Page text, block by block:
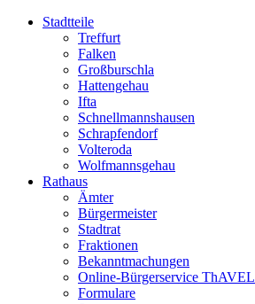
Stadtteile
Treffurt
Falken
Großburschla
Hattengehau
Ifta
Schnellmannshausen
Schrapfendorf
Volteroda
Wolfmannsgehau
Rathaus
Ämter
Bürgermeister
Stadtrat
Fraktionen
Bekanntmachungen
Online-Bürgerservice ThAVEL
Formulare